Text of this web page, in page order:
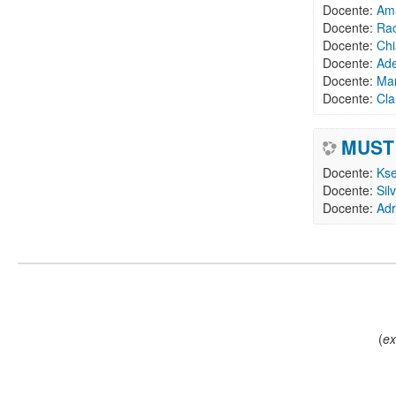
Docente:
Docente:
Docente:
Docente:
Docente:
Docente:
Docente:
Docente:
Docente:
(